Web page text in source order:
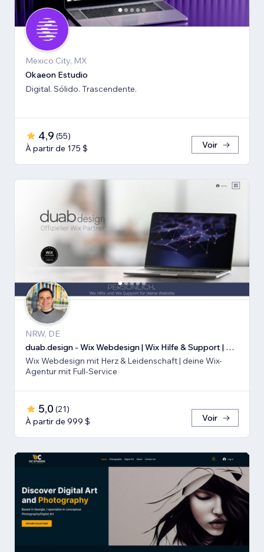
Mexico City, MX
Okaeon Estudio
Digital. Sólido. Trascendente.
4,9 (55)
À partir de 175 $
Voir
NRW, DE
duab.design - Wix Webdesign | Wix Hilfe & Support | Wix SEO
Wix Webdesign mit Herz & Leidenschaft | deine Wix-
Agentur mit Full-Service
5,0 (21)
À partir de 999 $
Voir